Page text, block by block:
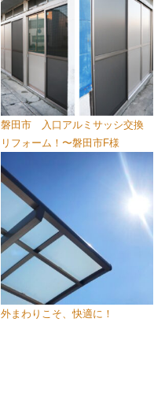
磐田市 入口アルミサッシ交換
リフォーム！〜磐田市F様
外まわりこそ、快適に！